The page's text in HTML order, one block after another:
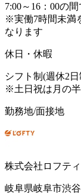
7:00～16：00の
※実働7時間未満
なります
休日・休暇
シフト制(週休2
※土日祝は月の
勤務地/面接地
株式会社ロフテ
岐阜県岐阜市渋